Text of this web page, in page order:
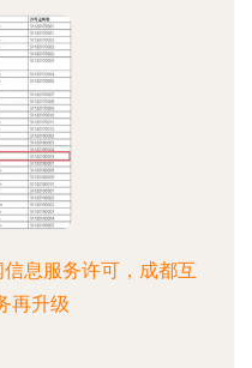
息服务许可，成都互
再升级